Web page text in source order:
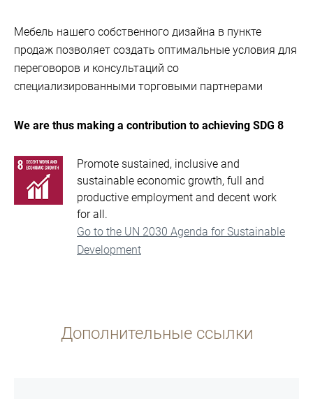
Мебель нашего собственного дизайна в пункте
продаж позволяет создать оптимальные условия для
переговоров и консультаций со
специализированными торговыми партнерами
We are thus making a contribution to achieving SDG 8
Promote sustained, inclusive and
sustainable economic growth, full and
productive employment and decent work
for all.
Go to the UN 2030 Agenda for Sustainable
Development
Дополнительные ссылки